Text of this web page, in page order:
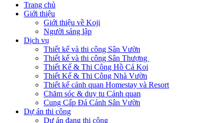
Trang chủ
Giới thiệu
Giới thiệu về Koji
Người sáng lập
Dịch vụ
Thiết kế và thi công Sân Vườn
Thiết kế và thi công Sân Thượng
Thiết Kế & Thi Công Hồ Cá Koi
Thiết Kế & Thi Công Nhà Vườn
Thiết kế cảnh quan Homestay và Resort
Chăm sóc & duy tu Cảnh quan
Cung Cấp Đá Cảnh Sân Vườn
Dự án thi công
Dự án đang thi công